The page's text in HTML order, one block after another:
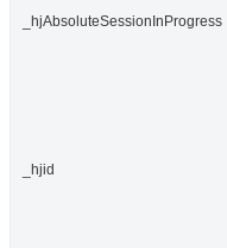
_hjAbsoluteSessionInProgress
_hjid